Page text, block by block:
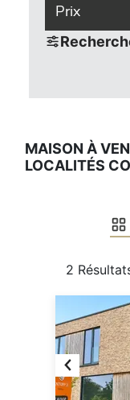
Prix
MAISON À
LOCALITÉS
2
Previous